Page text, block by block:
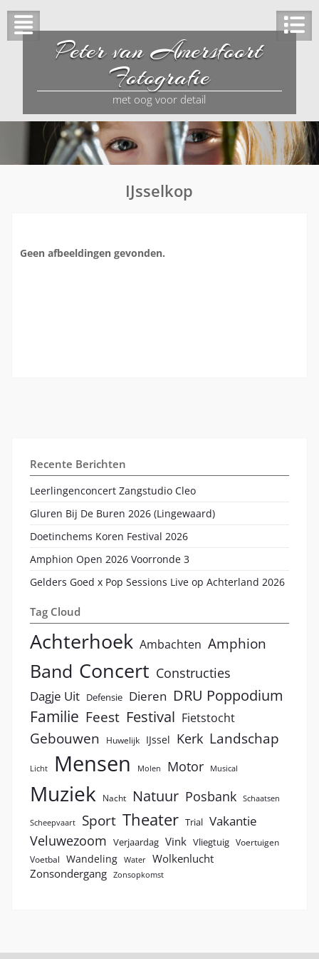
Peter van Amersfoort
Fotografie
met oog voor detail
IJsselkop
Geen afbeeldingen gevonden.
Recente Berichten
Leerlingenconcert Zangstudio Cleo
Gluren Bij De Buren 2026 (Lingewaard)
Doetinchems Koren Festival 2026
Amphion Open 2026 Voorronde 3
Gelders Goed x Pop Sessions Live op Achterland 2026
Tag Cloud
Achterhoek Ambachten Amphion
Band Concert Constructies
Dagje Uit Defensie Dieren DRU Poppodium
Familie Feest Festival Fietstocht
Gebouwen Huwelijk IJssel Kerk Landschap
Licht Mensen Molen Motor Musical
Muziek Nacht Natuur Posbank Schaatsen
Scheepvaart Sport Theater Trial Vakantie
Veluwezoom Verjaardag Vink Vliegtuig Voertuigen
Voetbal
Wandeling Water
Wolkenlucht
Zonsondergang
Zonsopkomst